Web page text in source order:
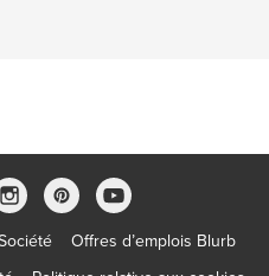
Offres d’emplois Blurb